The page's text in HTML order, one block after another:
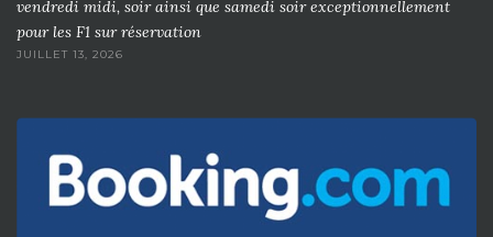
vendredi midi, soir ainsi que samedi soir exceptionnellement
pour les F1 sur réservation
JUILLET 13, 2026